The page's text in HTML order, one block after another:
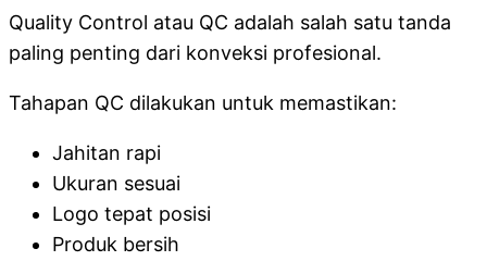
Quality Control atau QC adalah salah satu tanda
paling penting dari konveksi profesional.
Tahapan QC dilakukan untuk memastikan:
Jahitan rapi
Ukuran sesuai
Logo tepat posisi
Produk bersih